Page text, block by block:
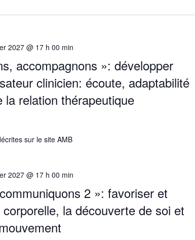
accompagnons »: développer
clinicien: écoute, adaptabilité
relation thérapeutique
2027 @ 17 h 00 min
sur le site AMB
2 »: favoriser et
corporelle, la découverte de soi et
2027 @ 17 h 00 min